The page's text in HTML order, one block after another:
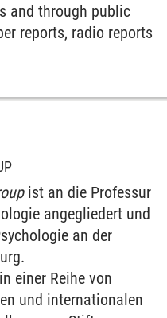
and through public
reports, radio reports
ist an die Professur
angegliedert und
an der
einer Reihe von
und internationalen